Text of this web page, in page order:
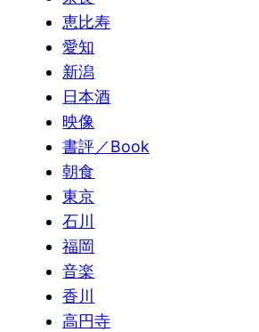
恵比寿
愛知
新潟
日本酒
映像
書評／Book
朝食
東京
石川
福岡
音楽
香川
高円寺